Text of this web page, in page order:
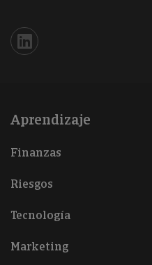
Iberinform en Linkedin
Aprendizaje
Finanzas
Riesgos
Tecnología
Marketing